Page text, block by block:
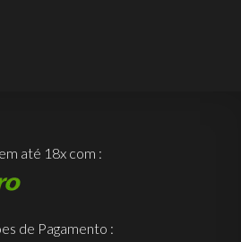
até 18x com :
de Pagamento :